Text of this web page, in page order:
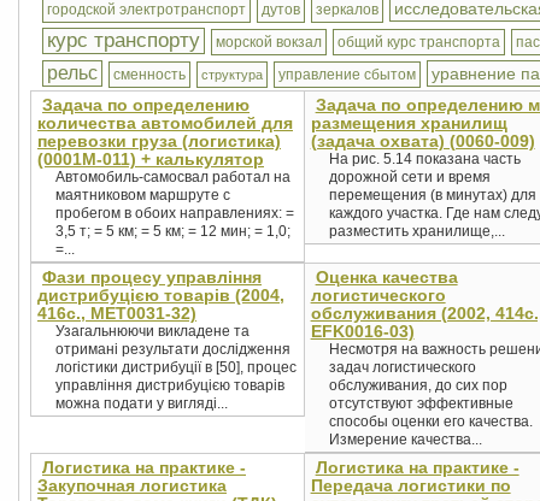
городской электротранспорт
дутов зеркалов
курс транспорту морской вокзал общий курс транспорта
рельс сменность структура управление сбытом
уравнение
Задача по определению
количества автомобилей для
перевозки груза (логистика)
(0001М-011) + калькулятор
Автомобиль-самосвал работал на
маятниковом маршруте с
пробегом в обоих направлениях: =
3,5 т; = 5 км; = 5 км; = 12 мин; = 1,0;
=...
Задача по определению
размещения хранилищ
(задача охвата) (0060-009)
На рис. 5.14 показана часть
дорожной сети и время
перемещения (в минутах) для
каждого участка. Где нам
разместить хранилище,...
Фази процесу управління
дистрибуцією товарів (2004,
416с., MET0031-32)
Узагальнюючи викладене та
отримані результати дослідження
логістики дистрибуції в [50], процес
управління дистрибуцією товарів
можна подати у вигляді...
Оценка качества
логистического
обслуживания (2002,
EFK0016-03)
Несмотря на важность
задач логистического
обслуживания, до сих пор
отсутствуют эффективные
способы оценки его качества.
Измерение качества...
Логистика на практике -
Закупочная логистика
Логистика на практике -
Передача логистики по